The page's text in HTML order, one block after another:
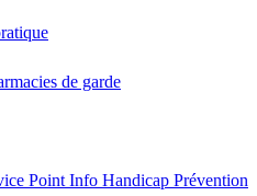
de garde
Point Info Handicap Prévention